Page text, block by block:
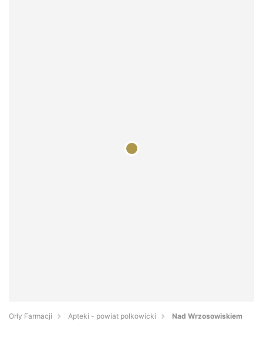
Orły Farmacji Apteki - powiat polkowicki Nad Wrzosowiskiem